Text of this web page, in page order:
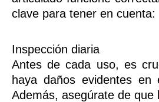
clave para tener en cuenta:
Inspección diaria
Antes de cada uso, es
haya daños evidentes
Además, asegúrate de que